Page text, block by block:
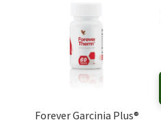
Forever Garcinia Plus®